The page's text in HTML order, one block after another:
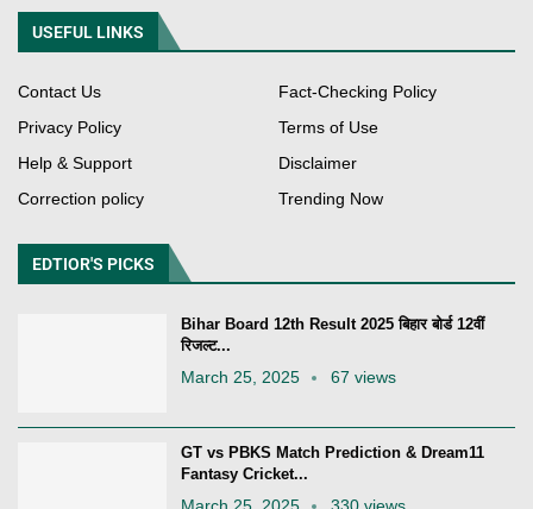
USEFUL LINKS
Contact Us
Fact-Checking Policy
Privacy Policy
Terms of Use
Help & Support
Disclaimer
Correction policy
Trending Now
EDTIOR'S PICKS
Bihar Board 12th Result 2025 बिहार बोर्ड 12वीं
रिजल्ट...
March 25, 2025 67 views
GT vs PBKS Match Prediction & Dream11
Fantasy Cricket...